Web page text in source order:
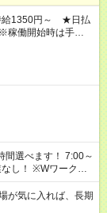
給1350円～ ★日払
働開始時は手続き
ークの
はご案内できませ
保険への加入対象
則禁止）により、
気に入れば、長期